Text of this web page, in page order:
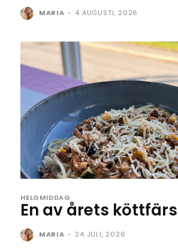
MARIA - 4 AUGUSTI, 2026
HELGMIDDAG
En av årets
MARIA - 24 JULI, 2026